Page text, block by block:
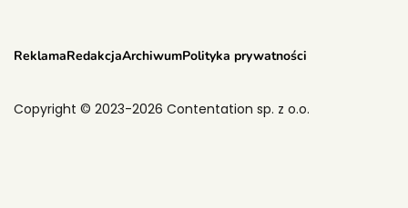
ReklamaRedakcjaArchiwumPolityka prywatności
Copyright © 2023-2026 Contentation sp. z o.o.